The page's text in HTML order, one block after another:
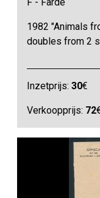
1982 "Animals
doubles from 2
Inzetprijs:30€
Verkoopprijs: 72